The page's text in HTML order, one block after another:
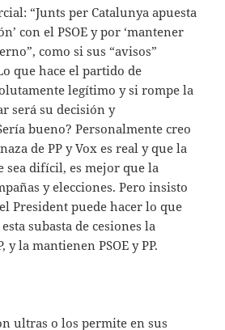
“Junts per Catalunya apuesta
con el PSOE y por ‘mantener
como si sus “avisos”
que hace el partido de
legítimo y si rompe la
será su decisión y
bueno? Personalmente creo
de PP y Vox es real y que la
sea difícil, es mejor que la
y elecciones. Pero insisto
President puede hacer lo que
subasta de cesiones la
y la mantienen PSOE y PP.
ultras o los permite en sus